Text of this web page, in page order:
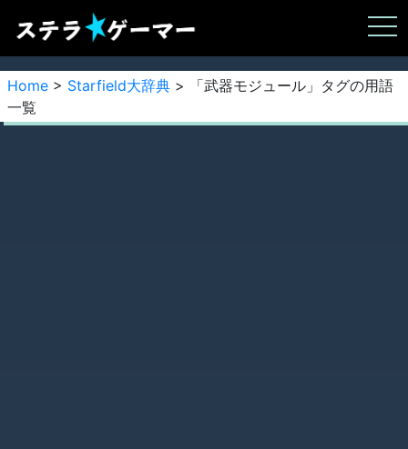
Home > Starfield大辞典 > 「武器モジュール」タグの用語
一覧